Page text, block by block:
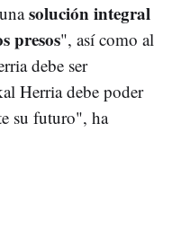
solución integral
presos", así como al
debe ser
Herria debe poder
su futuro", ha